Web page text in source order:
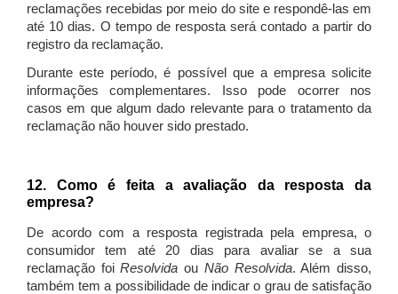
reclamações recebidas por meio do site e respondê-las em
até 10 dias. O tempo de resposta será contado a partir do
registro da reclamação.
Durante este período, é possível que a empresa solicite
informações complementares. Isso pode ocorrer nos
casos em que algum dado relevante para o tratamento da
reclamação não houver sido prestado.
12. Como é feita a avaliação da resposta da
empresa?
De acordo com a resposta registrada pela empresa, o
consumidor tem até 20 dias para avaliar se a sua
reclamação foiResolvida ou Não Resolvida. Além disso,
também tem a possibilidade de indicar o grau de satisfação